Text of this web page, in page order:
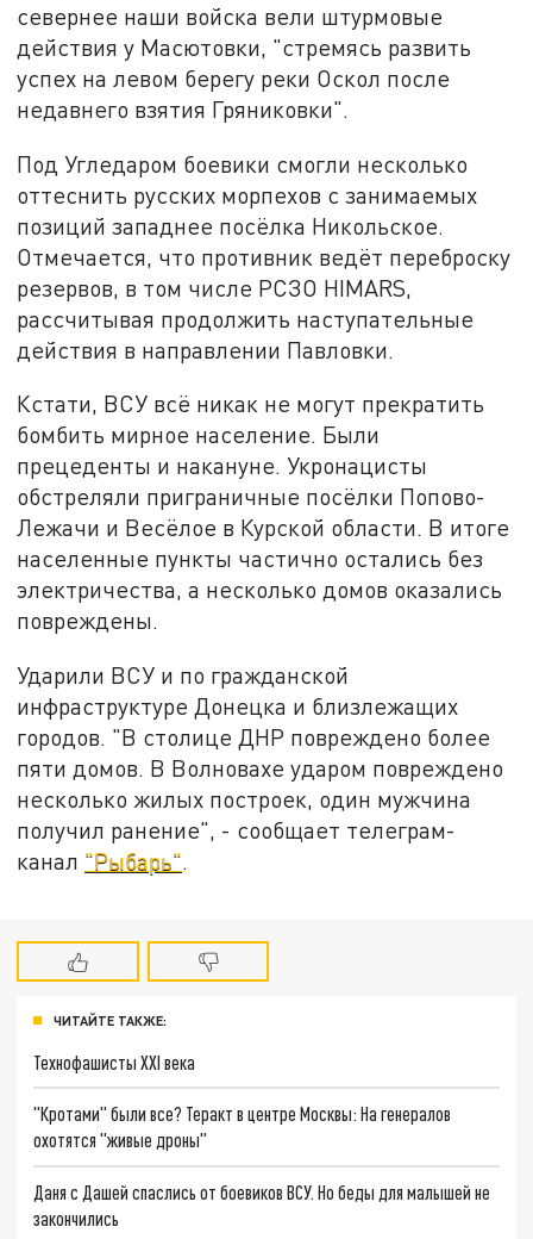
севернее наши войска вели штурмовые
действия у Масютовки, "стремясь развить
успех на левом берегу реки Оскол после
недавнего взятия Гряниковки".
Под Угледаром боевики смогли несколько
оттеснить русских морпехов с занимаемых
позиций западнее посёлка Никольское.
Отмечается, что противник ведёт переброску
резервов, в том числе РСЗО HIMARS,
рассчитывая продолжить наступательные
действия в направлении Павловки.
Кстати, ВСУ всё никак не могут прекратить
бомбить мирное население. Были
прецеденты и накануне. Укронацисты
обстреляли приграничные посёлки Попово-
Лежачи и Весёлое в Курской области. В итоге
населенные пункты частично остались без
электричества, а несколько домов оказались
повреждены.
Ударили ВСУ и по гражданской
инфраструктуре Донецка и близлежащих
городов. "В столице ДНР повреждено более
пяти домов. В Волновахе ударом повреждено
несколько жилых построек, один мужчина
получил ранение", - сообщает телеграм-
канал "Рыбарь".
ЧИТАЙТЕ ТАКЖЕ:
Технофашисты XXI века
"Кротами" были все? Теракт в центре Москвы: На генералов
охотятся "живые дроны"
Даня с Дашей спаслись от боевиков ВСУ. Но беды для малышей не
закончились